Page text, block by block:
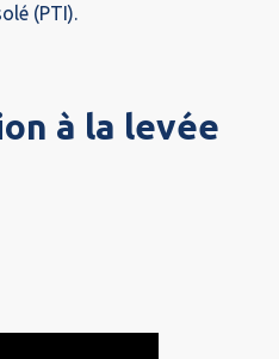
(PTI).
à la levée